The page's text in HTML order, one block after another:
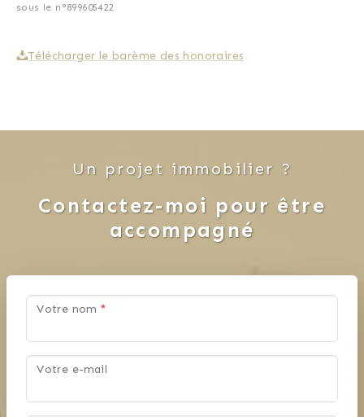
sous le n°899605422
Télécharger le barème des honoraires
Un projet immobilier ?
Contactez-moi pour être
accompagné
Votre nom *
Votre e-mail